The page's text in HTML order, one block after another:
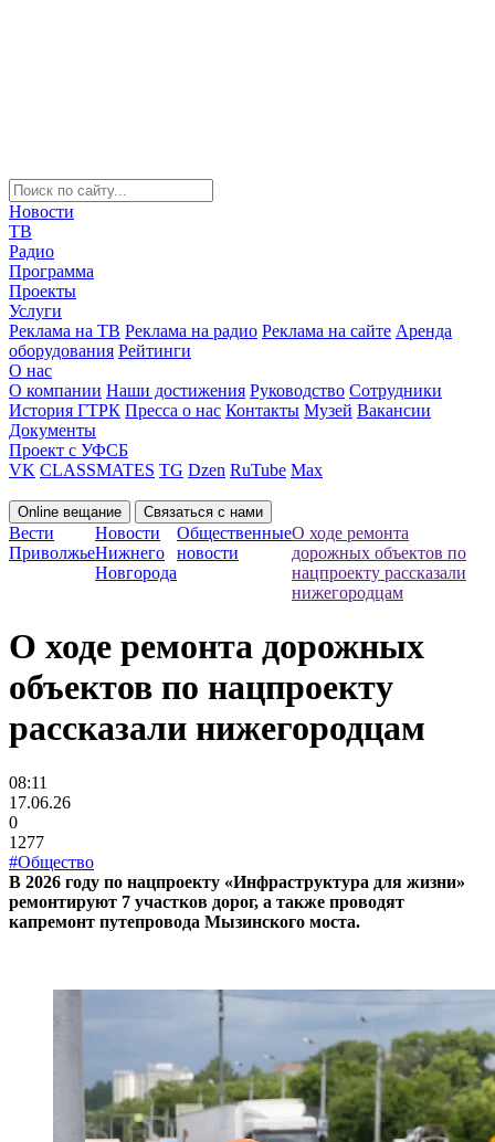
Новости
ТВ
Радио
Программа
Проекты
Услуги
Реклама на ТВ Реклама на радио Реклама на сайте Аренда
оборудования Рейтинги
О нас
О компании Наши достижения Руководство Сотрудники
История ГТРК Пресса о нас Контакты Музей Вакансии
Документы
Проект с УФСБ
VK CLASSMATES TG Dzen RuTube Max
Online вещание Связаться с нами
Вести
Приволжье
Новости
Нижнего
Новгорода
Общественные
новости
О ходе ремонта
дорожных объектов по
нацпроекту рассказали
нижегородцам
О ходе ремонта дорожных
объектов по нацпроекту
рассказали нижегородцам
08:11
17.06.26
0
1277
#Общество
В 2026 году по нацпроекту «Инфраструктура для жизни»
ремонтируют 7 участков дорог, а также проводят
капремонт путепровода Мызинского моста.